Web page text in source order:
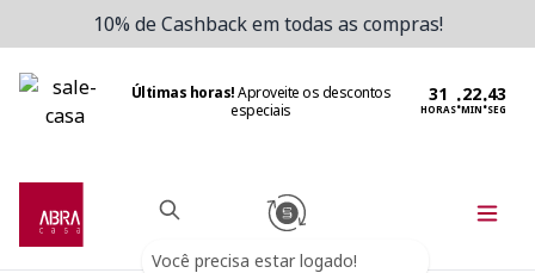
10% de Cashback em todas as compras!
Últimas horas!Aproveite os descontos
especiais
HORAS:MIN:SEG
Você precisa estar logado!